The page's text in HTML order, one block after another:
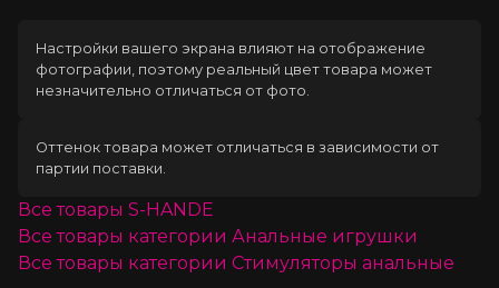
Настройки вашего экрана влияют на отображение
фотографии, поэтому реальный цвет товара может
незначительно отличаться от фото.
Оттенок товара может отличаться в зависимости от
партии поставки.
Все товары S-HANDE
Все товары категории Анальные игрушки
Все товары категории Стимуляторы анальные